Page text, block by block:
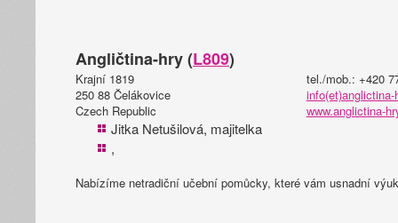
Angličtina-hry (L809)
Krajní 1819
250 88 Čelákovice
Czech Republic
Jitka Netušilová, majitelka
,
tel./mob.: +420
info(et)anglictina-
www.anglictina-
Nabízíme netradiční učební pomůcky, které vám usnadní